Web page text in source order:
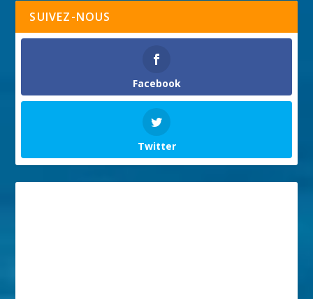
SUIVEZ-NOUS
Facebook
Twitter